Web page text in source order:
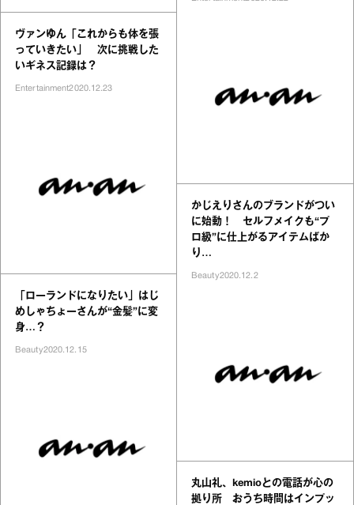
ヴァンゆん「これからも体を張
っていきたい」 次に挑戦した
いギネス記録は？
Entertainment2020.12.23
「ローランドになりたい」はじ
めしゃちょーさんが“金髪”に変
身…？
Beauty2020.12.15
かじえりさんのブランドがつい
に始動！ セルフメイクも“プ
ロ級”に仕上がるアイテムばか
り…
Beauty2020.12.2
丸山礼、kemioとの電話が心の
拠り所 おうち時間はインプッ